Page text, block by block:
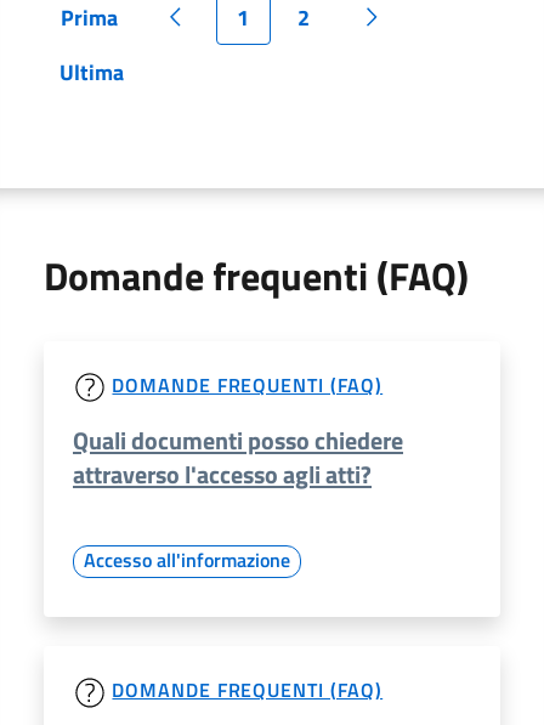
Pagina
Prima Pagina precedente
Pagina
1 Pagina
2
Pagina successiva
Pagina
Ultima
Domande frequenti (FAQ)
DOMANDE FREQUENTI (FAQ)
Quali documenti posso chiedere
attraverso l'accesso agli atti?
Accesso all'informazione
DOMANDE FREQUENTI (FAQ)